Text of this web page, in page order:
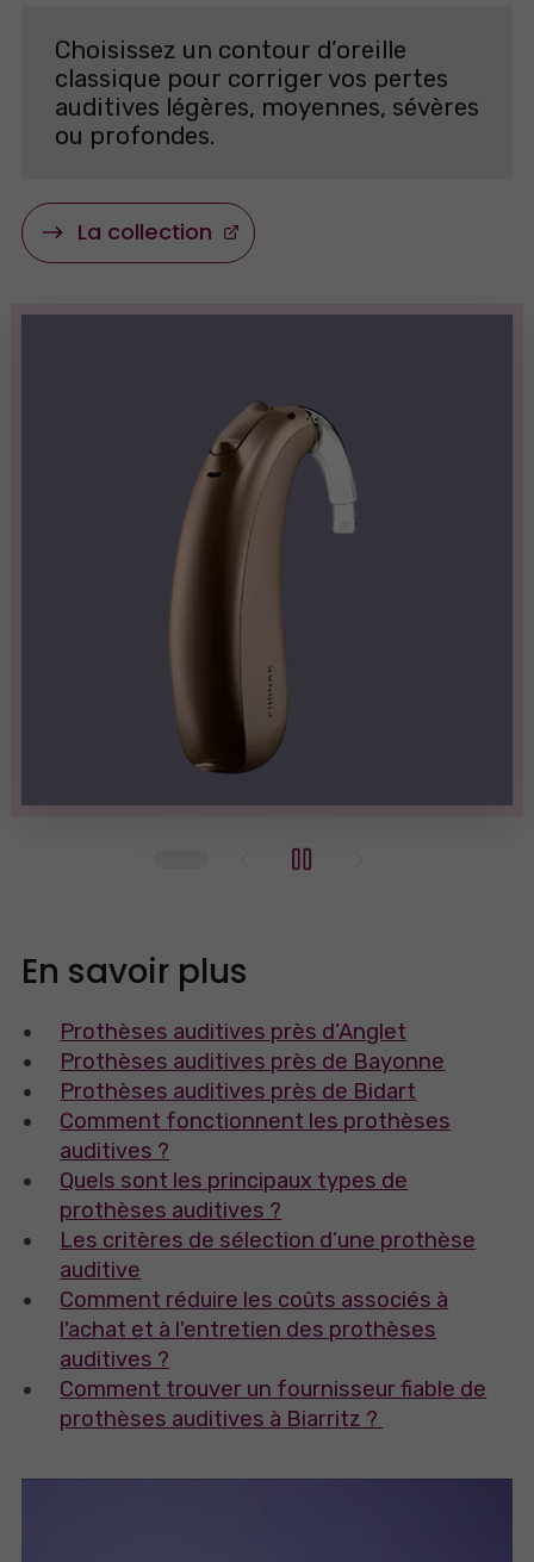
Choisissez un contour d’oreille
classique pour corriger vos pertes
auditives légères, moyennes, sévères
ou profondes.
La collection
En savoir plus
Prothèses auditives près d’Anglet
Prothèses auditives près de Bayonne
Prothèses auditives près de Bidart
Comment fonctionnent les prothèses
auditives ?
Quels sont les principaux types de
prothèses auditives ?
Les critères de sélection d’une prothèse
auditive
Comment réduire les coûts associés à
l'achat et à l'entretien des prothèses
auditives ?
Comment trouver un fournisseur fiable de
prothèses auditives à Biarritz ?